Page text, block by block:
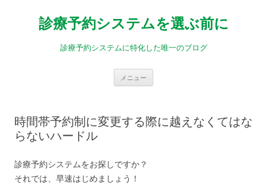
診療予約システムを選ぶ前に
診療予約システムに特化した唯一のブログ
メニュー
へ
ス
キ
時間帯予約制に変更する際に越えなくてはな
らないハードル
診療予約システムをお探しですか？
それでは、早速はじめましょう！